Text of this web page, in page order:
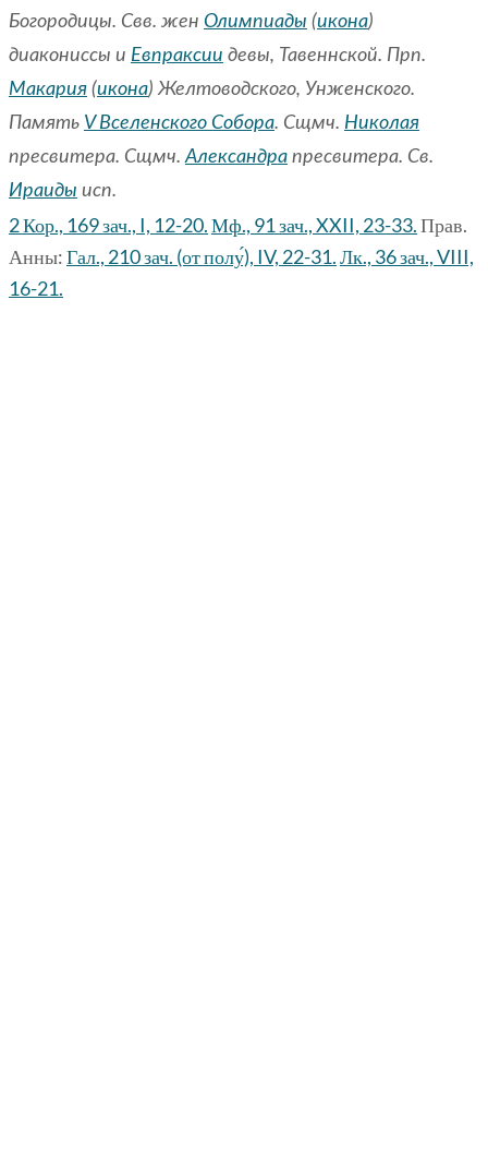
Богородицы. Свв. жен Олимпиады (икона)
диакониссы и Евпраксии девы, Тавеннской. Прп.
Макария (икона) Желтоводского, Унженского.
Память V Вселенского Собора. Сщмч. Николая
пресвитера. Сщмч.Александра пресвитера. Св.
Ираиды исп.
2 Кор., 169 зач., I, 12-20.Мф., 91 зач., XXII, 23-33.Прав.
Анны:Гал., 210 зач. (от полу́), IV, 22-31.Лк., 36 зач., VIII,
16-21.